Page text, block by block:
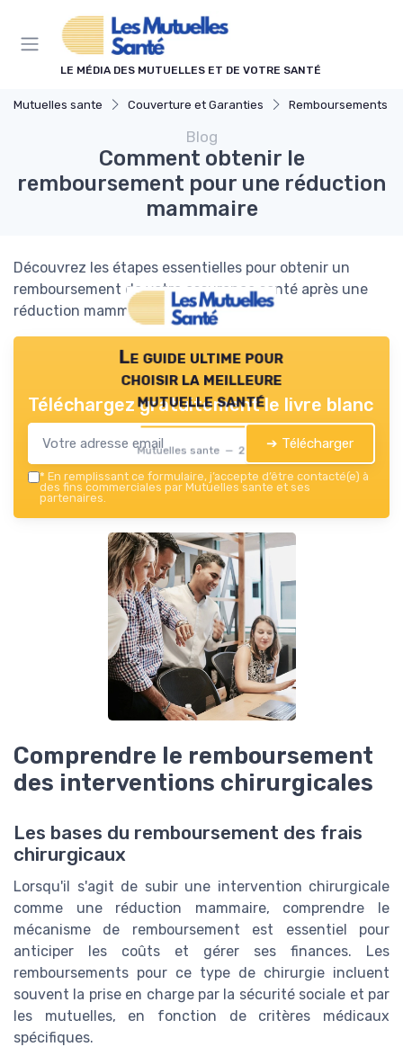
LE MÉDIA DES MUTUELLES ET DE VOTRE SANTÉ
Mutuelles sante Couverture et Garanties Remboursements des Soins
Blog
Comment obtenir le
remboursement pour une réduction
mammaire
Découvrez les étapes essentielles pour obtenir un
remboursement de votre assurance santé après une
réduction mammaire.
Le guide ultime pour
choisir la meilleure
mutuelle santé
Mutuelles sante — 2026
Téléchargez gratuitement le livre blanc
➔ Télécharger
* En remplissant ce formulaire, j’accepte d’être contacté(e) à
des fins commerciales par Mutuelles sante et ses
partenaires.
Comprendre le remboursement
des interventions chirurgicales
Les bases du remboursement des frais
chirurgicaux
Lorsqu'il s'agit de subir une intervention chirurgicale
comme une réduction mammaire, comprendre le
mécanisme de remboursement est essentiel pour
anticiper les coûts et gérer ses finances. Les
remboursements pour ce type de chirurgie incluent
souvent la prise en charge par la sécurité sociale et par
les mutuelles, en fonction de critères médicaux
spécifiques.